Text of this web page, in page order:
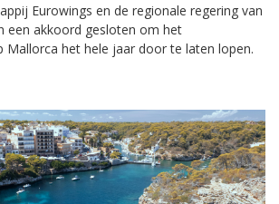
Eurowings en de regionale regering van
een akkoord gesloten om het
Mallorca het hele jaar door te laten lopen.